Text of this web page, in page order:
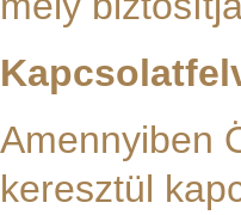
Amennyiben
keresztül